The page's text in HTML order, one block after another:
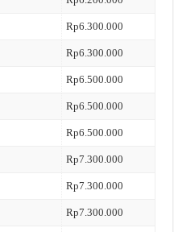
Rp6.300.000
Rp6.300.000
Rp6.500.000
Rp6.500.000
Rp6.500.000
Rp7.300.000
Rp7.300.000
Rp7.300.000